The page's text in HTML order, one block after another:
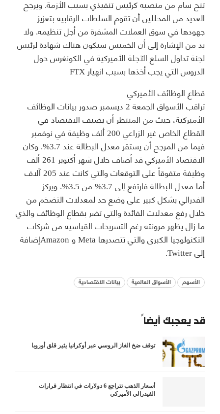
تنح سام من منصبه كرئيس تنفيذي بسبب الأزمة. ويرجح
العديد من المحللين أن تقوم السلطات الرقابية بتعزيز
جهودها في سوق العملات المشفرة من أجل تنظيمه. ولا
بد من الإشارة إلى أن الخميس سيكون هناك شهادة لرئيس
لجنة تداول السلع الآجلة الأميركية في الكونغرس حول
الدروس التي يجب أخذها بسبب انهيار FTX
قطاع الوظائف الأميركي
تراقب الأسواق الجمعة 2 ديسمبر صدور بيانات الوظائف
الأميركية، حيث من المنتظر أن يضيف الاقتصاد في
القطاع الخاص غير الزراعي 200 ألف وظيفة في نوفمبر
فيما من المرجح أن يستقر معدل البطالة عند 3.7%. وكان
الاقتصاد الأميركي قد أضاف خلال شهر أكتوبر 261 ألف
وظيفة متفوقاً على التوقعات والتي كانت عند 205 آلاف
أما معدل البطالة فارتفع إلى 3.7% من 3.5%. ويركز
الفدرالي بشكل كبير على وضع حد لمعدلات التضخم من
خلال رفع معدلات الفائدة والتي تضر بقطاع الوظائف والذي
ما زال يظهر مرونته رغم التسريحات القياسية من شركات
التكنولوجيا الكبرى والتي تتصدرها Meta و Amazonإضافة
إلى Twitter.
الأسهم الأسواق العالمية بيانات الاقتصادية
قد يعجبك أيضاً
توقف ضخ الغاز الروسي عبر أوكرانيا يثير قلق أوروبا
أسعار الذهب تتراجع 6 دولارات في انتظار قرارات
الفيدرالي الأميركي